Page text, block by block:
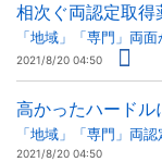
相次ぐ両認定取得
「地域」「専門」両
2021/8/20 04:50
高かったハード
「地域」「専門」両
2021/8/20 04:50